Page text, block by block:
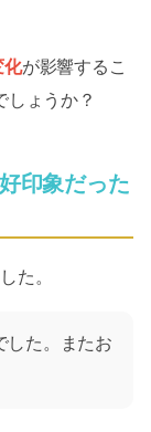
化が影響するこ
しょうか？
印象だった
た。
した。またお